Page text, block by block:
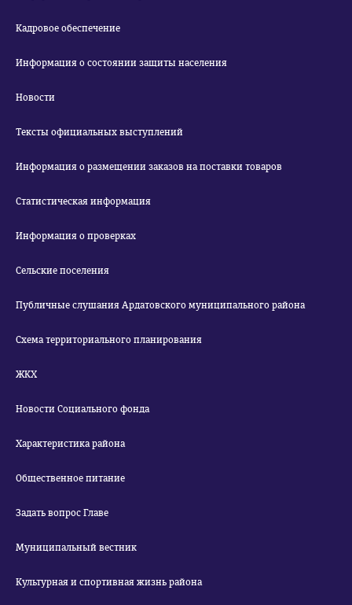
Кадровое обеспечение
Информация о состоянии защиты населения
Новости
Тексты официальных выступлений
Информация о размещении заказов на поставки товаров
Статистическая информация
Информация о проверках
Сельские поселения
Публичные слушания Ардатовского муниципального района
Схема территориального планирования
ЖКХ
Новости Социального фонда
Характеристика района
Общественное питание
Задать вопрос Главе
Муниципальный вестник
Культурная и спортивная жизнь района